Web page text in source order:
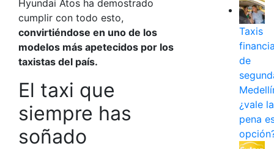
Hyundai Atos ha demostrado
cumplir con todo esto,
convirtiéndose en uno de los
modelos más apetecidos por los
taxistas del país.
El taxi que
siempre has
soñado
Taxis
de
¿vale la
pena